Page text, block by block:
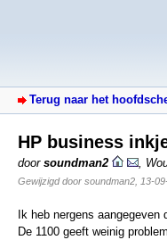
Terug naar het
HP business
door soundman2
Gewijzigd door soundman2, 13-
Ik heb nergens
De 1100 geeft weinig